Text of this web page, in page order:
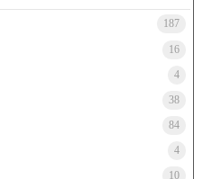
187
16
4
38
84
4
10